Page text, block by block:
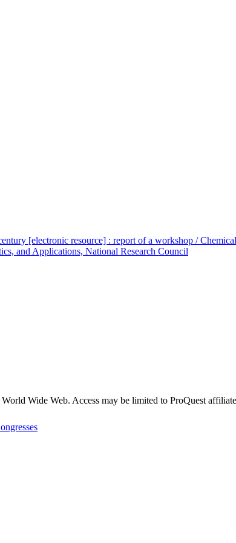
[electronic resource] : report of a workshop /
and Applications, National Research Council
Wide Web. Access may be limited to ProQuest